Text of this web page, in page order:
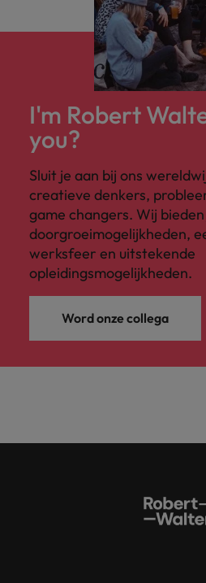
I'm Robert
you?
Sluit je aan bij ons
creatieve denkers,
game changers. Wij
doorgroeimogelijkheden,
werksfeer en uitstekende
opleidingsmogelijkheden.
Word onze collega